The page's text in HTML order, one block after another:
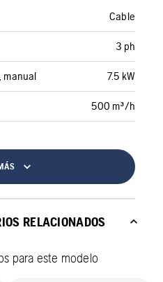
Cable
3 ph
manual 7.5 kW
500 m³/h
RELACIONADOS
para este modelo